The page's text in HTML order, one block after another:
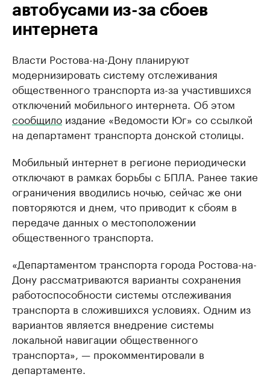
автобусами из-за сбоев
интернета
Власти Ростова-на-Дону планируют
модернизировать систему отслеживания
общественного транспорта из-за участившихся
отключений мобильного интернета. Об этом
сообщило издание «Ведомости Юг» со ссылкой
на департамент транспорта донской столицы.
Мобильный интернет в регионе периодически
отключают в рамках борьбы с БПЛА. Ранее такие
ограничения вводились ночью, сейчас же они
повторяются и днем, что приводит к сбоям в
передаче данных о местоположении
общественного транспорта.
«Департаментом транспорта города Ростова-на-
Дону рассматриваются варианты сохранения
работоспособности системы отслеживания
транспорта в сложившихся условиях. Одним из
вариантов является внедрение системы
локальной навигации общественного
транспорта», — прокомментировали в
департаменте.